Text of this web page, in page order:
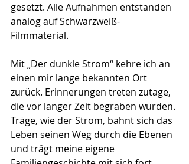
gesetzt. Alle Aufnahmen entstanden
analog auf Schwarzweiß-
Filmmaterial.
Mit „Der dunkle Strom“ kehre ich an
einen mir lange bekannten Ort
zurück. Erinnerungen treten zutage,
die vor langer Zeit begraben wurden.
Träge, wie der Strom, bahnt sich das
Leben seinen Weg durch die Ebenen
und trägt meine eigene